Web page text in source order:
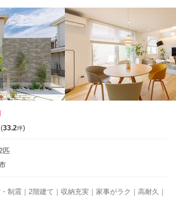
(33.2坪)
匹
・制震｜2階建て｜収納充実｜家事がラク｜高耐久｜